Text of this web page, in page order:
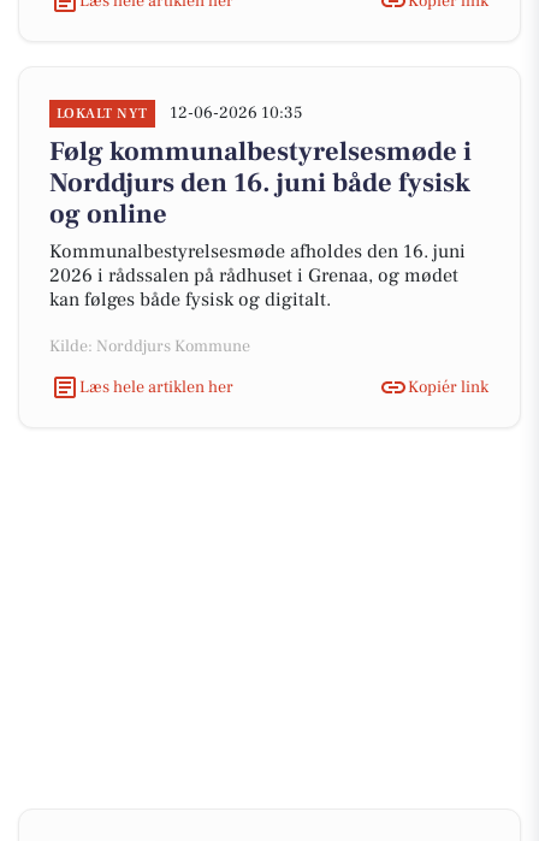
LOKALT NYT 12-06-2026 10:35
Følg kommunalbestyrelsesmøde i
Norddjurs den 16. juni både fysisk
og online
Kommunalbestyrelsesmøde afholdes den 16. juni
2026 i rådssalen på rådhuset i Grenaa, og mødet
kan følges både fysisk og digitalt.
Kilde: Norddjurs Kommune
Læs hele artiklen her
Kopiér link